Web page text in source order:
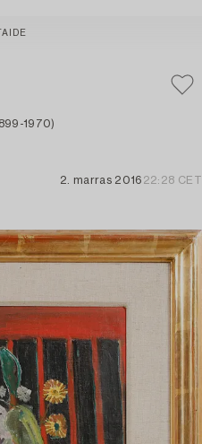
1970)
2. marras 2016 22:28 CET